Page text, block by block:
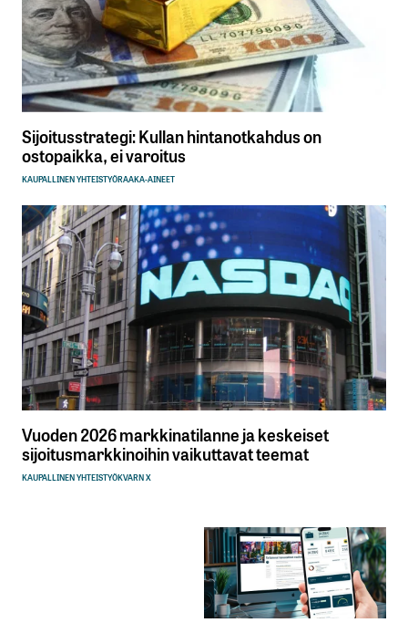
Sijoitusstrategi: Kullan hintanotkahdus on
ostopaikka, ei varoitus
KAUPALLINEN YHTEISTYÖRAAKA-AINEET
Vuoden 2026 markkinatilanne ja keskeiset
sijoitusmarkkinoihin vaikuttavat teemat
KAUPALLINEN YHTEISTYÖKVARN X